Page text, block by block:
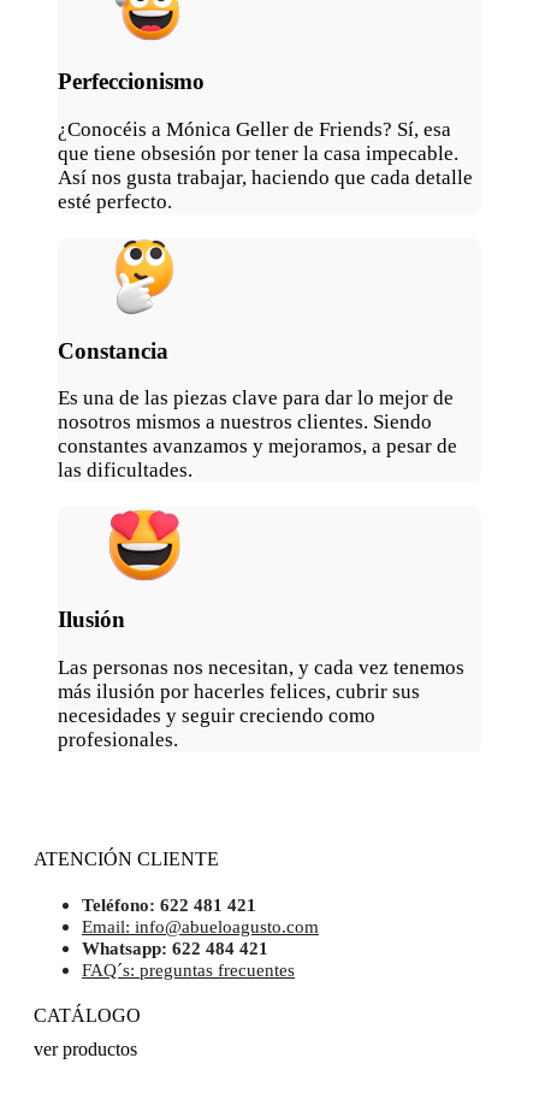
Perfeccionismo
¿Conocéis a Mónica Geller de Friends? Sí, esa
que tiene obsesión por tener la casa impecable.
Así nos gusta trabajar, haciendo que cada detalle
esté perfecto.
Constancia
Es una de las piezas clave para dar lo mejor de
nosotros mismos a nuestros clientes. Siendo
constantes avanzamos y mejoramos, a pesar de
las dificultades.
Ilusión
Las personas nos necesitan, y cada vez tenemos
más ilusión por hacerles felices, cubrir sus
necesidades y seguir creciendo como
profesionales.
ATENCIÓN CLIENTE
Teléfono: 622 481 421
Email: info@abueloagusto.com
Whatsapp: 622 484 421
FAQ´s: preguntas frecuentes
CATÁLOGO
ver productos